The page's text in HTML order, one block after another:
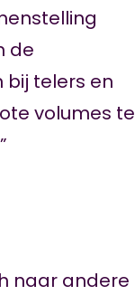
de
telers en
volumes te
naar andere